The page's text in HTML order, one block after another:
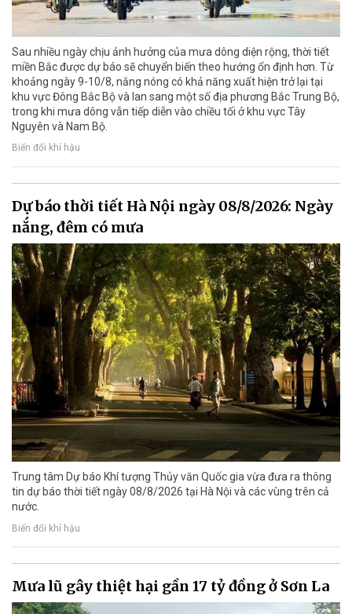
Sau nhiều ngày chịu ảnh hưởng của mưa dông diện rộng, thời tiết
miền Bắc được dự báo sẽ chuyển biến theo hướng ổn định hơn. Từ
khoảng ngày 9-10/8, nắng nóng có khả năng xuất hiện trở lại tại
khu vực Đông Bắc Bộ và lan sang một số địa phương Bắc Trung Bộ,
trong khi mưa dông vẫn tiếp diễn vào chiều tối ở khu vực Tây
Nguyên và Nam Bộ.
Biến đổi khí hậu
Dự báo thời tiết Hà Nội ngày 08/8/2026: Ngày
nắng, đêm có mưa
Trung tâm Dự báo Khí tượng Thủy văn Quốc gia vừa đưa ra thông
tin dự báo thời tiết ngày 08/8/2026 tại Hà Nội và các vùng trên cả
nước.
Biến đổi khí hậu
Mưa lũ gây thiệt hại gần 17 tỷ đồng ở Sơn La